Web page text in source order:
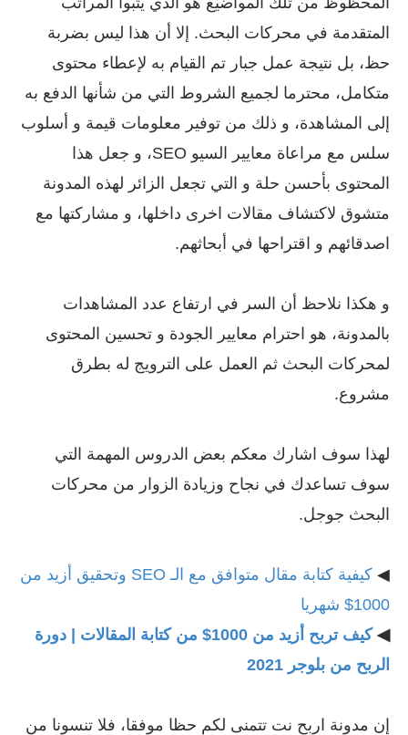
المتقدمة في محركات البحث. إلا أن هذا ليس بضربة
حظ، بل نتيجة عمل جبار تم القيام به لإعطاء محتوى
متكامل، محترما لجميع الشروط التي من شأنها الدفع به
إلى المشاهدة، و ذلك من توفير معلومات قيمة و أسلوب
سلس مع مراعاة معايير السيو SEO، و جعل هذا
المحتوى بأحسن حلة و التي تجعل الزائر لهذه المدونة
متشوق لاكتشاف مقالات اخرى داخلها، و مشاركتها مع
اصدقائهم و اقتراحها في أبحاثهم.
و هكذا نلاحظ أن السر في ارتفاع عدد المشاهدات
بالمدونة، هو احترام معايير الجودة و تحسين المحتوى
لمحركات البحث ثم العمل على الترويج له بطرق
مشروع.
لهذا سوف اشارك معكم بعض الدروس المهمة التي
سوف تساعدك في نجاح وزيادة الزوار من محركات
البحث جوجل.
◀
كيفية كتابة مقال متوافق مع الـ SEO وتحقيق أزيد من
1000$ شهريا
◀
كيف تربح أزيد من 1000$ من كتابة المقالات | دورة
الربح من بلوجر 2021
إن مدونة اربح نت تتمنى لكم حظا موفقا، فلا تنسونا من